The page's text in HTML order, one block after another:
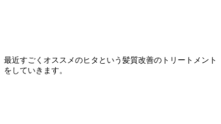
最近すごくオススメのヒタという髪質改善のトリートメント
をしていきます。